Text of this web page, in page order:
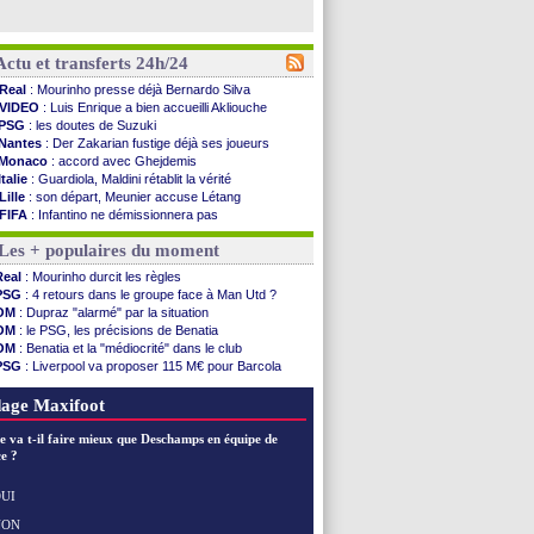
et transferts 24h/24
Real : Mourinho presse déjà Bernardo Silva
VIDEO : Luis Enrique a bien accueilli Akliouche
: les doutes de Suzuki
: Der Zakarian fustige déjà ses joueurs
: accord avec Ghejdemis
: Guardiola, Maldini rétablit la vérité
Lille : son départ, Meunier accuse Létang
FIFA : Infantino ne démissionnera pas
Barça: Flick esquive pour Ferran Torres
Liverpool: Araujo, une option d'achat à 55 M€
Lens: inquiétude pour Édouard
Man Utd: Vitek vendu à Middlesbrough (off.)
PSV : Sano recruté pour 14,5 M€ (officiel)
OM : Coventry pense à Angel Gomes
: Rafel Pol satisfait des progrès
: le Barça vainqueur puis battu
: Calhanoglu prêt à prolonger
: le classement complet
: Le Havre renversé par Oviedo
+ populaires du moment
: Mourinho durcit les règles
: 4 retours dans le groupe face à Man Utd ?
: Dupraz "alarmé" par la situation
: le PSG, les précisions de Benatia
: Benatia et la "médiocrité" dans le club
: Liverpool va proposer 115 M€ pour Barcola
: Côme pousse pour Gouiri
Maxifoot
va t-il faire mieux que Deschamps en équipe de
?